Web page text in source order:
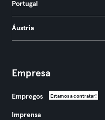
Portugal
Áustria
Empresa
Empregos Estamos a contratar!
Imprensa